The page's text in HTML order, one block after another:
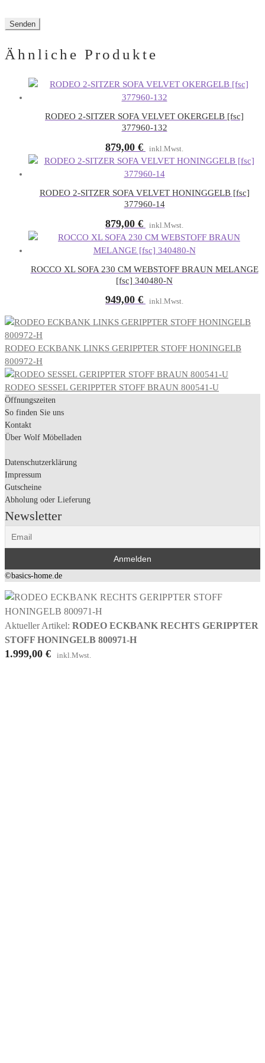
Ähnliche Produkte
RODEO 2-SITZER SOFA VELVET OKERGELB [fsc]
377960-132
879,00 € inkl.Mwst.
RODEO 2-SITZER SOFA VELVET HONINGGELB [fsc]
377960-14
879,00 € inkl.Mwst.
ROCCO XL SOFA 230 CM WEBSTOFF BRAUN MELANGE
[fsc] 340480-N
949,00 € inkl.Mwst.
RODEO ECKBANK LINKS GERIPPTER STOFF HONINGELB
800972-H
RODEO SESSEL GERIPPTER STOFF BRAUN 800541-U
Öffnungszeiten
So finden Sie uns
Kontakt
Über Wolf Möbelladen
Datenschutzerklärung
Impressum
Gutscheine
Abholung oder Lieferung
Newsletter
©basics-home.de
Aktueller Artikel: RODEO ECKBANK RECHTS GERIPPTER
STOFF HONINGELB 800971-H
1.999,00 € inkl.Mwst.